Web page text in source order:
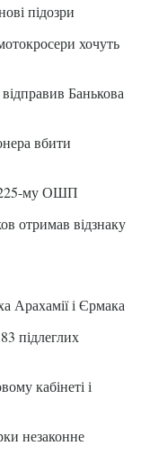
підозри
хочуть
Банькова
вбити
225-му ОШП
отримав відзнаку
Арахамії і Єрмака
підлеглих
кабінеті і
незаконне